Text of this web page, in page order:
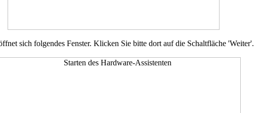
sich folgendes Fenster. Klicken Sie bitte dort auf die Schaltfläche 'Weiter'.